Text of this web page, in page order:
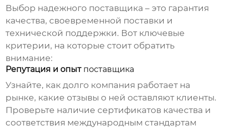
Выбор надежного поставщика – это гарантия
качества, своевременной поставки и
технической поддержки. Вот ключевые
критерии, на которые стоит обратить
внимание:
Репутация и опыт поставщика
Узнайте, как долго компания работает на
рынке, какие отзывы о ней оставляют клиенты.
Проверьте наличие сертификатов качества и
соответствия международным стандартам